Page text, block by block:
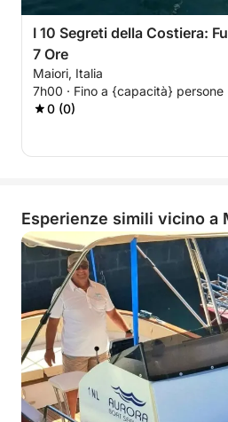
I 10 Segreti della Costiera:
7 Ore
Maiori, Italia
7h00 · Fino a {capacità} persone
0 (0)
Esperienze simili vicino a